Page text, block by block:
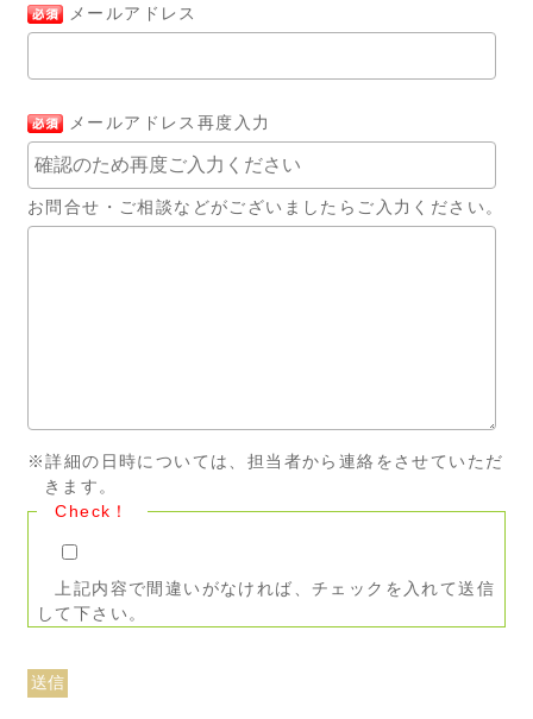
メールアドレス
メールアドレス再度入力
お問合せ・ご相談などがございましたらご入力ください。
※詳細の日時については、担当者から連絡をさせていただ
きます。
Check！
上記内容で間違いがなければ、チェックを入れて送信
して下さい。